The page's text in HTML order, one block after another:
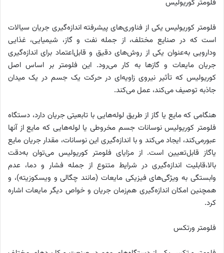
فلومتر کوریولیس
فلومتر کوریولیس یکی از فناوری‌های پیشرفته اندازه‌گیری جریان سیالات
است که در صنایع مختلف، از جمله نفت و گاز، شیمیایی، غذایی
ودارویی به‌عنوان یکی از روش‌های دقیق و قابل‌اعتماد برای اندازه‌گیری
جریان مایعات و گازها به کار می‌رود. این فلومتر بر اساس اصل
کوریولیس که تأثیر نیروی زاویه‌ای در حرکت یک جسم در یک میدان
جاذبه توصیف می‌کند، عمل می‌کند.
هنگامی که مایع یا گاز از طریق لوله‌هایی با تابعیتی جریان دارد، دستگاه
فلومتر کوریولیس نوسانات جسم مخروطی یا لوله‌هایی که مایع از آنها
عبورمی‌کند، ایجاد می‌کند و با اندازه‌گیری این نوسانات، مقدار جریان مایع
یاگاز قابل‌تعیین است. از مزایای فلومتر کوریولیس می‌توان به‌دقت
بالا،قابلیت اندازه‌گیری در شرایط متنوع از جمله فشار و دما، عدم
وابستگی به ویژگی‌های فیزیکی مایعات (مانند چگالی و ویسکوزیته)، و
همچنین امکان اندازه‌گیری هم‌زمان جریان و خواص دیگر مایعات اشاره
کرد.
فلومتر ورتکس